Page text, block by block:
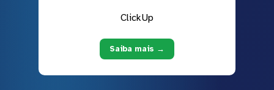
ClickUp
Saiba mais →